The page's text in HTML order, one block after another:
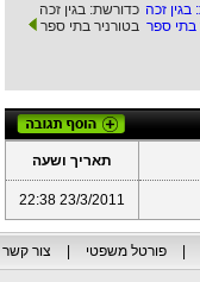
כדורשת: בגין זכה
בטורניר בתי ספר
תאריך ושעה
23/3/2011 22:38
פורטל משפטי
צור קשר